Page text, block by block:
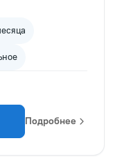
Подробнее